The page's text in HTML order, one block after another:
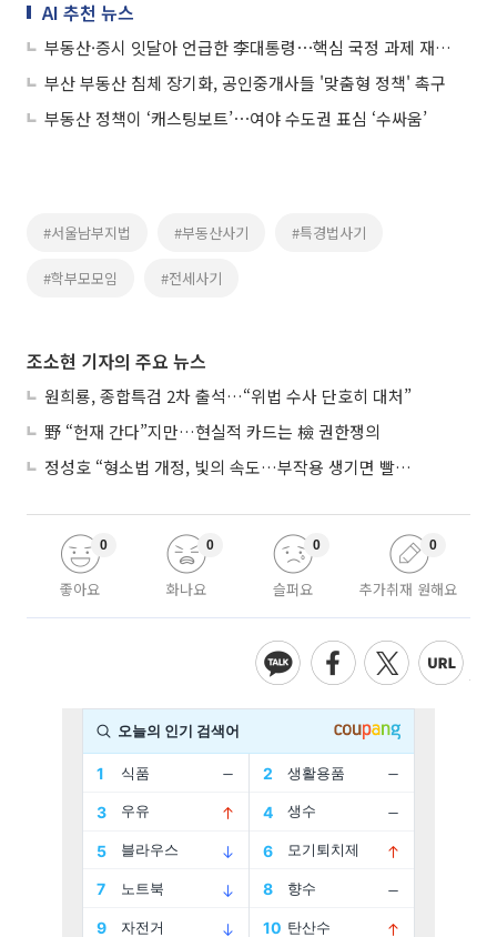
AI 추천 뉴스
부동산·증시 잇달아 언급한 李대통령⋯핵심 국정 과제 재강조
부산 부동산 침체 장기화, 공인중개사들 '맞춤형 정책' 촉구
부동산 정책이 ‘캐스팅보트’⋯여야 수도권 표심 ‘수싸움’
#서울남부지법 #부동산사기 #특경법사기
#학부모모임 #전세사기
조소현 기자의 주요 뉴스
원희룡, 종합특검 2차 출석…“위법 수사 단호히 대처”
野 “헌재 간다”지만…현실적 카드는 檢 권한쟁의
정성호 “형소법 개정, 빛의 속도…부작용 생기면 빨리 고쳐야”
좋아요
0
화나요
0
슬퍼요
0
추가취재 원해요
0